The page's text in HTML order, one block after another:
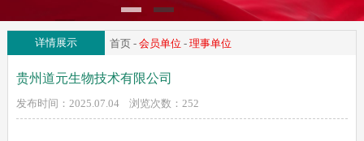
详情展示 首页- 会员单位 - 理事单位
贵州道元生物技术有限公司
发布时间：2025.07.04 浏览次数： 252